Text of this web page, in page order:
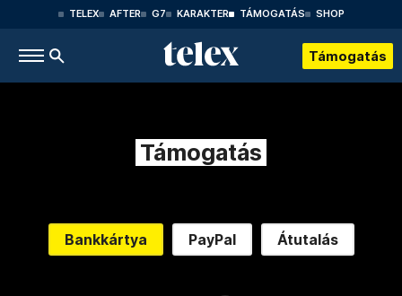
TELEX AFTER G7 KARAKTER TÁMOGATÁS SHOP
Támogatás
Támogatás
Bankkártya PayPal Átutalás